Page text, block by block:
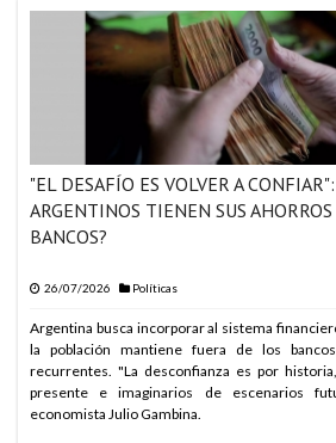
ARABIA SAUDITA, TURQUÍA Y PAKISTÁN
DEFENSA
ARABIA SAUDITA, TURQUÍA Y PAKISTÁN
ARABIA SAUDITA, TURQUÍA Y PAKISTÁN
ARABIA SAUDITA, TURQUÍA Y PAKISTÁN
ARABIA SAUDITA, TURQUÍA Y PAKISTÁN
ARABIA SAUDITA, TURQUÍA Y PAKISTÁN
ARABIA SAUDITA, TURQUÍA Y PAKISTÁN
DEFENSA
ARABIA SAUDITA, TURQUÍA Y PAKISTÁN
DEFENSA
"EL DESAFÍO ES VOLVER A
ARGENTINOS TIENEN SUS
BANCOS?
26/07/2026 Políticas
Argentina busca incorporar al sistema
la población mantiene fuera de los
recurrentes. "La desconfianza es por
presente e imaginarios de escenarios
economista Julio Gambina.